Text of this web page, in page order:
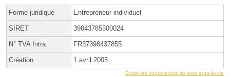
Forme juridique Entrepreneur individuel
SIRET 39843785500024
N° TVA Intra. FR37398437855
Création 1 avril 2005
Éditer les informations de mon auto-école